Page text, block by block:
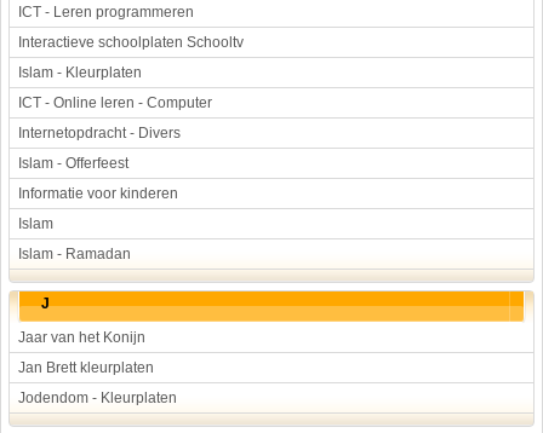
ICT - Leren programmeren
Interactieve schoolplaten Schooltv
Islam - Kleurplaten
ICT - Online leren - Computer
Internetopdracht - Divers
Islam - Offerfeest
Informatie voor kinderen
Islam
Islam - Ramadan
J
Jaar van het Konijn
Jan Brett kleurplaten
Jodendom - Kleurplaten